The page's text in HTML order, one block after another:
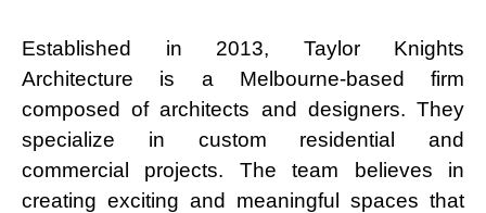
Established in 2013, Taylor Knights
Architecture is a Melbourne-based firm
composed of architects and designers. They
specialize in custom residential and
commercial projects. The team believes in
creating exciting and meaningful spaces that